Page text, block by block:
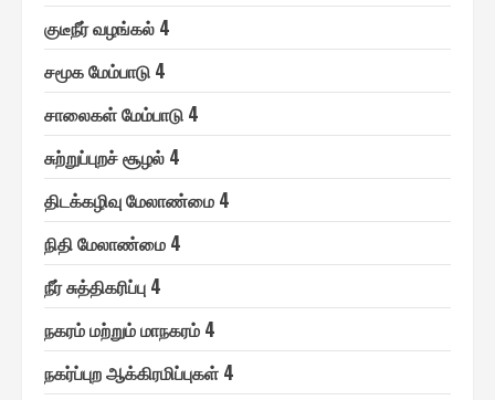
குடீநீர் வழங்௧ல் 4
சமூ௧ மேம்பாடு 4
சாலை௧ள் மேம்பாடு 4
சுற்றுப்புறச் சூழல் 4
திடக்௧ழிவு மேலாண்மை 4
நிதி மேலாண்மை 4
நீர் சுத்தி௧ரிப்பு 4
ந௧ரம் மற்றும் மாந௧ரம் 4
ந௧ர்ப்புற ஆக்கிரமிப்பு௧ள் 4